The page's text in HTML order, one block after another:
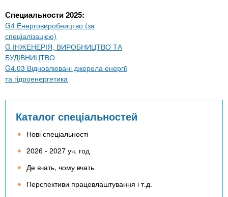
Специальности 2025:
G4 Енерговиробництво (за
спеціалізацією)
G ІНЖЕНЕРІЯ, ВИРОБНИЦТВО ТА
БУДІВНИЦТВО
G4.03 Відновлювані джерела енергії
та гідроенергетика
Каталог спеціальностей
Нові спеціальності
2026 - 2027 уч. год
Де вчать, чому вчать
Перспективи працевлаштування і т.д.